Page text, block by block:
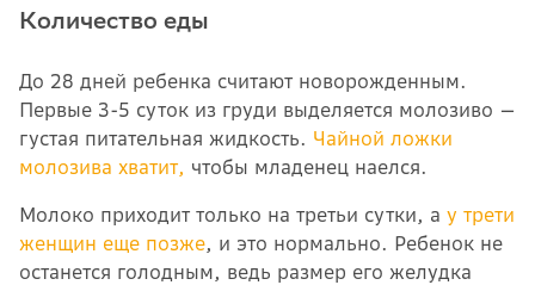
Количество еды
До 28 дней ребенка считают новорожденным.
Первые 3-5 суток из груди выделяется молозиво —
густая питательная жидкость. Чайной ложки
молозива хватит, чтобы младенец наелся.
Молоко приходит только на третьи сутки, а у трети
женщин еще позже, и это нормально. Ребенок не
останется голодным, ведь размер его желудка